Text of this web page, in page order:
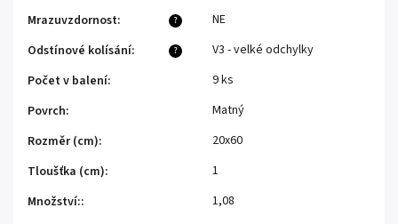
?
Mrazuvzdornost: NE
?
Odstínové kolísání:
V3 - velké odchylky
Počet v balení:
9 ks
Povrch:
Matný
Rozměr (cm):
20x60
Tloušťka (cm):
1
Množství:: 1,08